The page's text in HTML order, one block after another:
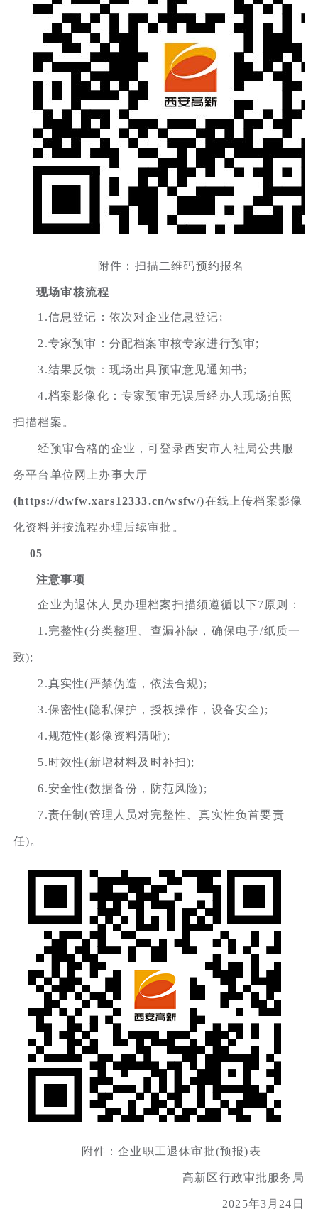
附件：扫描二维码预约报名
现场审核流程
1.信息登记：依次对企业信息登记;
2.专家预审：分配档案审核专家进行预审;
3.结果反馈：现场出具预审意见通知书;
4.档案影像化：专家预审无误后经办人现场拍照
扫描档案。
经预审合格的企业，可登录西安市人社局公共服
务平台单位网上办事大厅
(https://dwfw.xars12333.cn/wsfw/)在线上传档案影像
化资料并按流程办理后续审批。
05
注意事项
企业为退休人员办理档案扫描须遵循以下7原则：
1.完整性(分类整理、查漏补缺，确保电子/纸质一
致);
2.真实性(严禁伪造，依法合规);
3.保密性(隐私保护，授权操作，设备安全);
4.规范性(影像资料清晰);
5.时效性(新增材料及时补扫);
6.安全性(数据备份，防范风险);
7.责任制(管理人员对完整性、真实性负首要责
任)。
附件：企业职工退休审批(预报)表
高新区行政审批服务局
2025年3月24日